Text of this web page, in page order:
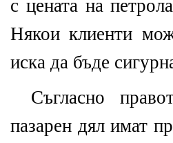
с цената на
Някои клиенти
иска да бъде
Съгласно
пазарен дял имат